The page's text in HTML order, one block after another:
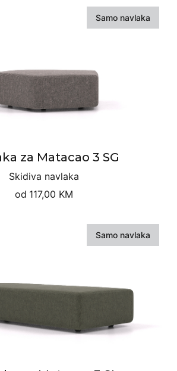
Samo navlaka
za Matacao 3 SG
Skidiva navlaka
od 117,00 KM
Samo navlaka